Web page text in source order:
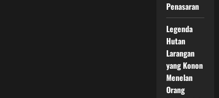
Penasaran
Legenda
Hutan
Larangan
yang Konon
Menelan
Orang